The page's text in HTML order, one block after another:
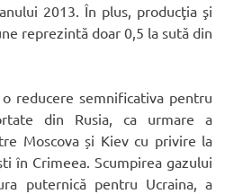
2013. În plus, producţia şi
reprezintă doar 0,5 la sută din
o reducere semnificativa pentru
din Rusia, ca urmare a
Moscova și Kiev cu privire la
în Crimeea. Scumpirea gazului
puternică pentru Ucraina, a